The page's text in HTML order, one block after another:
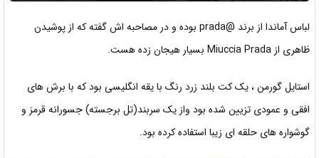
لباس آماندا از برند @prada بوده و در مصاحبه اش گفته که از پوشیدن
ظاهری از Miuccia Prada بسیار هیجان زده هست.
استایل گورمن ، یک کت بلند زرد رنگ با یقه انگلیسی بود که با برش های
افقی و عمودی تزیین شده بود واز یک سربند(تل برجسته) جسورانه قرمز و
گوشواره های حلقه ای زیبا استفاده کرده بود.